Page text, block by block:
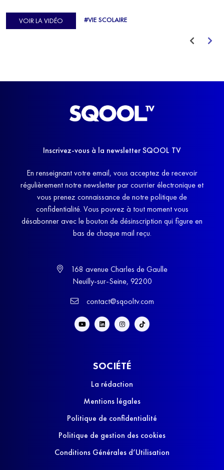
d'Europe de Horse-ball, qui a failli abandonner ses études
avant de trouver un nouvel équilibre.
VOIR LA VIDÉO #VIE SCOLAIRE
Inscrivez-vous à la newsletter SQOOL TV
En renseignant votre email, vous acceptez de recevoir
régulièrement notre newsletter par courrier électronique et
vous prenez connaissance de notre politique de
confidentialité. Vous pouvez à tout moment vous
désabonner avec le bouton de désinscription qui figure en
bas de chaque mail reçu.
168 avenue Charles de Gaulle
Neuilly-sur-Seine, 92200
contact@sqooltv.com
SOCIÉTÉ
La rédaction
Mentions légales
Politique de confidentialité
Politique de gestion des cookies
Conditions Générales d’Utilisation